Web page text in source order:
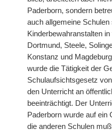
Paderborn, sondern
auch allgemeine
Kinderbewahranstalten
Dortmund, Steele,
Konstanz und
wurde die Tätigkeit der
Schulaufsichtsgesetz
den Unterricht an
beeinträchtigt. Der
Paderborn wurde auf ein
die anderen Schulen